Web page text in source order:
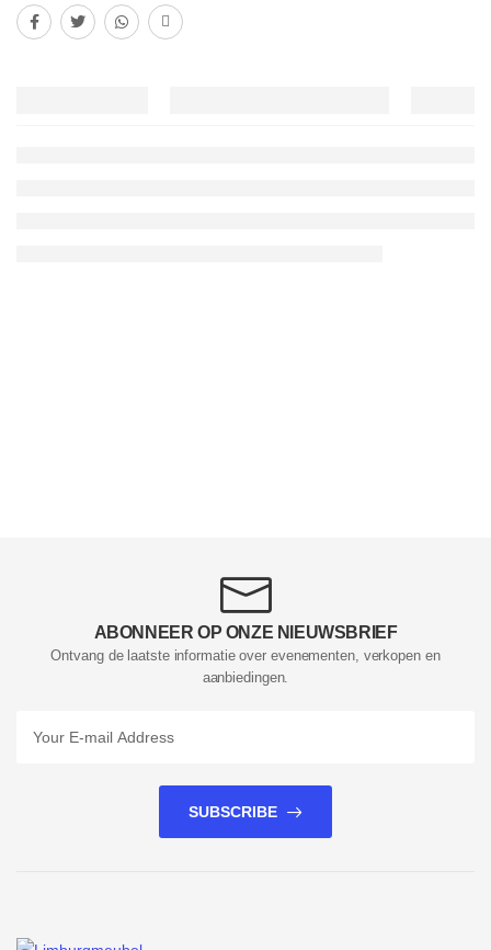
ABONNEER OP ONZE NIEUWSBRIEF
Ontvang de laatste informatie over evenementen, verkopen en
aanbiedingen.
SUBSCRIBE